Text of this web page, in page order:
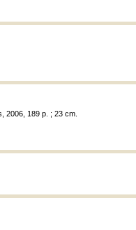
2006, 189 p. ; 23 cm.